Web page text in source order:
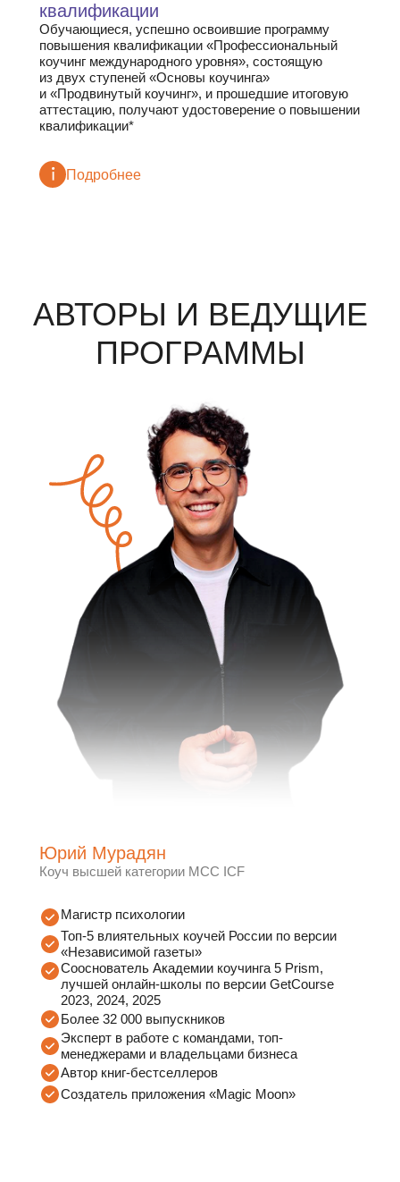
квалифика ции
Обучающиеся, успешно освоившие программу
повышения квалификации «Профессиональный
коучинг международного уровня», состоящую
из двух ступеней «Основы коучинга»
и «Продвинутый коучинг», и прошедшие итоговую
аттестацию, получают удостоверение о повышении
квалификации*
Подробнее
АВТОРЫ И ВЕДУЩИЕ
ПРОГРАММЫ
Юрий Мурадян
Коуч высшей категории MCC ICF
Магистр психологии
Топ-5 влиятельных коучей России по версии
«Независимой газеты»
Сооснователь Академии коучинга 5 Prism,
лучшей онлайн-школы по версии GetCourse
2023, 2024, 2025
Более 32 000 выпускников
Эксперт в работе с командами, топ-
менеджерами и владельцами бизнеса
Автор книг-бестселлеров
Создатель приложения «Magic Moon»